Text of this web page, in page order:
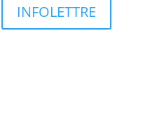
INFOLETTRE